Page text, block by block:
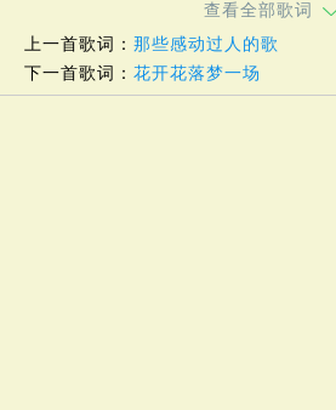
查看全部歌词
上一首歌词： 那些感动过人的歌
下一首歌词： 花开花落梦一场